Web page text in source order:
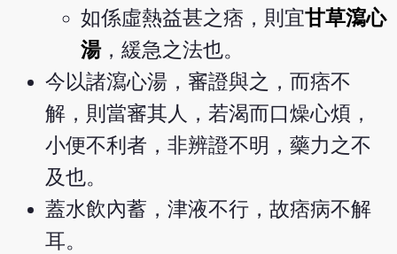
如係虛熱益甚之痞，則宜甘草瀉心
湯，緩急之法也。
今以諸瀉心湯，審證與之，而痞不
解，則當審其人，若渴而口燥心煩，
小便不利者，非辨證不明，藥力之不
及也。
蓋水飲內蓄，津液不行，故痞病不解
耳。